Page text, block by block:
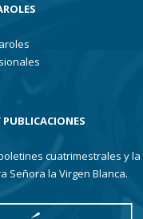
cuatrimestrales y
Señora la Virgen Blanca.